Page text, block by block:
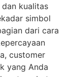
kualitas
simbol
dari cara
customer
yang Anda